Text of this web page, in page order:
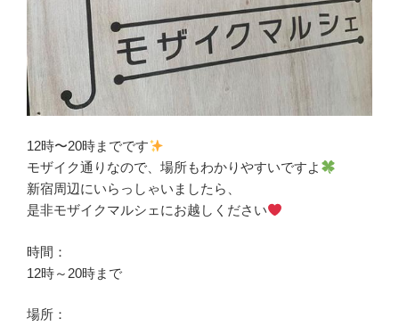
12時〜20時までです
モザイク通りなので、場所もわかりやすいですよ
新宿周辺にいらっしゃいましたら、
是非モザイクマルシェにお越しください
時間：
12時～20時まで
場所：